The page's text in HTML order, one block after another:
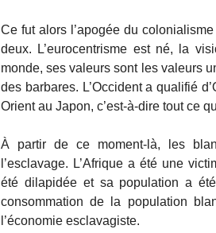
Ce fut alors l’apogée du
deux. L’eurocentrisme est né, la
monde, ses valeurs sont les valeurs
des barbares. L’Occident a qualifié
Orient au Japon, c’est-à-dire tout ce
À partir de ce moment-là, les
l’esclavage. L’Afrique a été une
été dilapidée et sa population a
consommation de la population
l’économie esclavagiste.